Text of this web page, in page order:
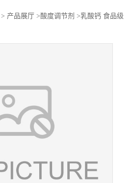
> 产品展厅 >酸度调节剂 >乳酸钙 食品级